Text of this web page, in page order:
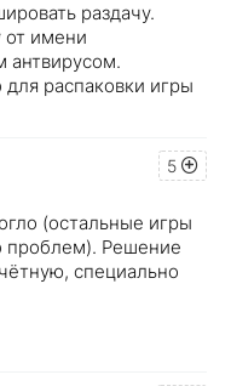
раздачу.
от имени
антвирусом.
распаковки игры
5
(остальные игры
проблем). Решение
специально